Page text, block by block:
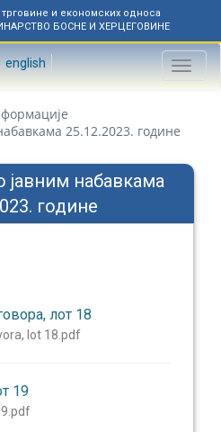
и економских односа
БОСНЕ И ХЕРЦЕГОВИНЕ
english
Toggle
25.12.2023. године
јавним набавкама
године
лот 18
lot 18.pdf
19